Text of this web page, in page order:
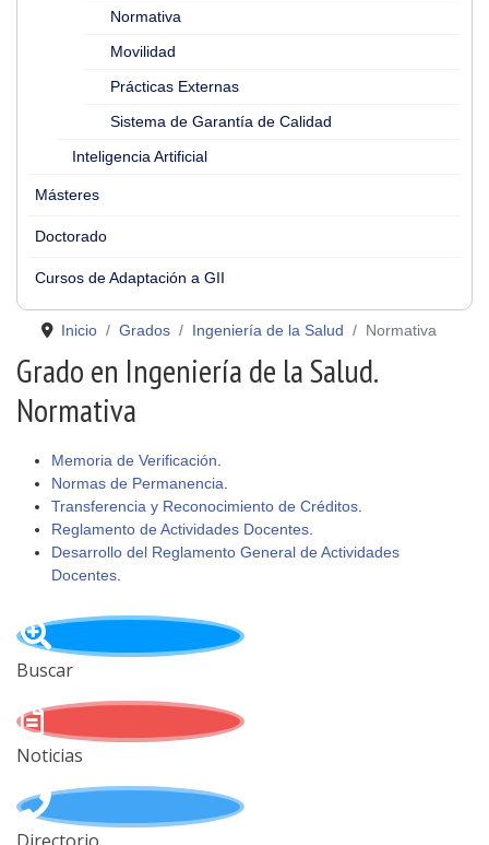
Normativa
Movilidad
Prácticas Externas
Sistema de Garantía de Calidad
Inteligencia Artificial
Másteres
Doctorado
Cursos de Adaptación a GII
Inicio Grados Ingeniería de la Salud Normativa
Grado en Ingeniería de la Salud.
Normativa
Memoria de Verificación
Normas de Permanencia
Transferencia y Reconocimiento de Créditos
Reglamento de Actividades Docentes
Desarrollo del Reglamento General de Actividades
Docentes
Buscar
Noticias